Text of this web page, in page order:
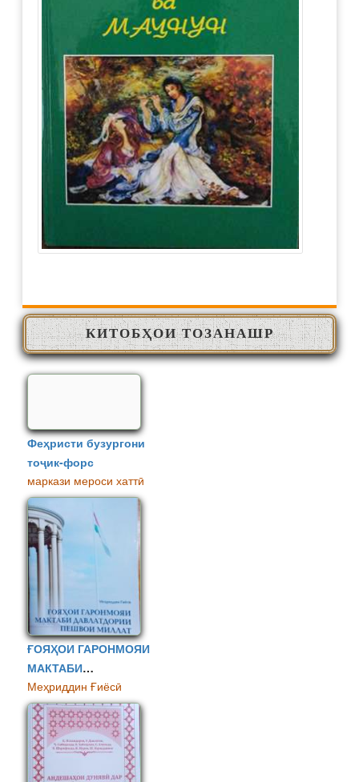
КИТОБҲОИ ТОЗАНАШР
Феҳристи бузургони
тоҷик-форс
маркази мероси хаттӣ
ҒОЯҲОИ ГАРОНМОЯИ
МАКТАБИ
ДАВЛАТДОРИИ
ПЕШВОИ МИЛЛАТ
Меҳриддин Ғиёсӣ